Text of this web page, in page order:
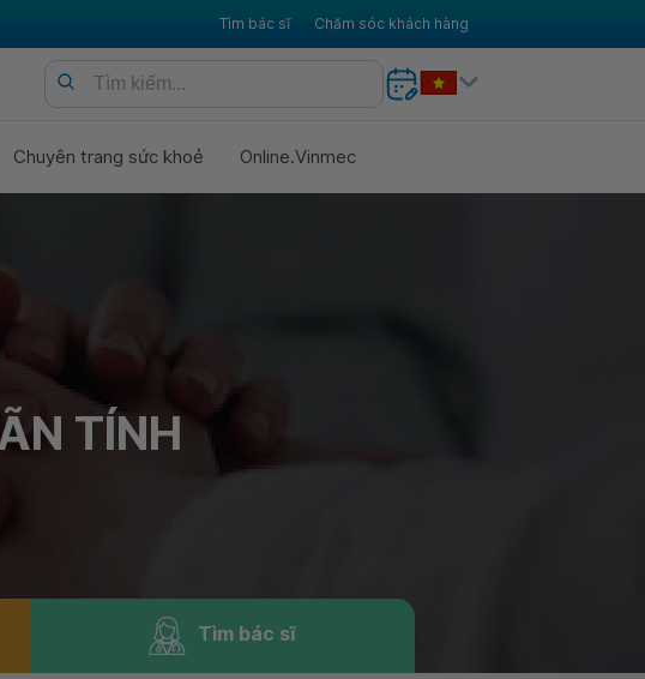
Tìm bác sĩ Chăm sóc khách hàng
Chuyên trang sức khoẻ Online.Vinmec
TÍNH
Tìm bác sĩ